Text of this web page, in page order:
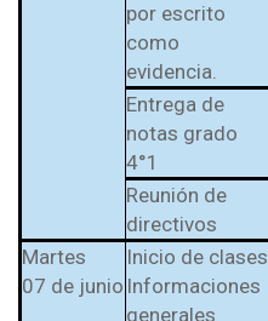
por escrito
como
evidencia.
Entrega de
notas grado
4°1
Reunión de
directivos
Martes
07 de junio
Inicio de clases
Informaciones
generales